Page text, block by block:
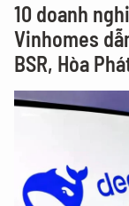
10 doanh
Vinhomes
BSR, Hòa